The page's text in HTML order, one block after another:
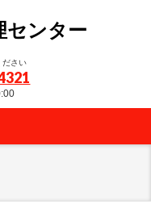
センター
ださい